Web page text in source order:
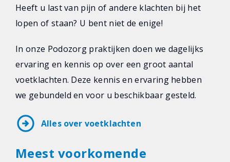
Heeft u last van pijn of andere klachten bij het
lopen of staan? U bent niet de enige!
In onze Podozorg praktijken doen we dagelijks
ervaring en kennis op over een groot aantal
voetklachten. Deze kennis en ervaring hebben
we gebundeld en voor u beschikbaar gesteld.
arrow_circle_right Alles over voetklachten
Meest voorkomende